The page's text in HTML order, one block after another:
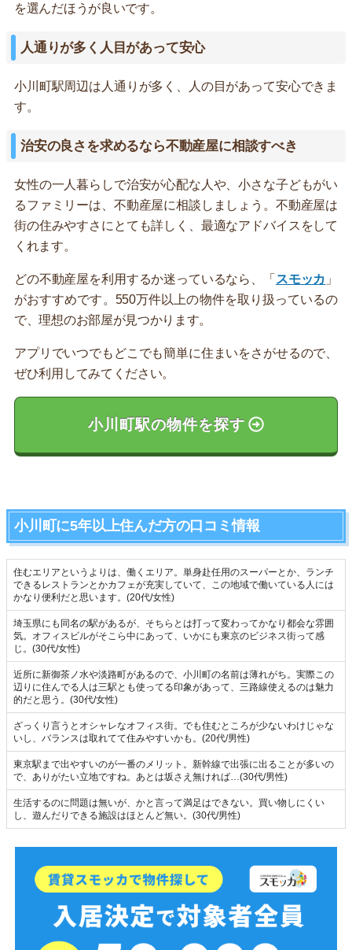
を選んだほうが良いです。
人通りが多く人目があって安心
小川町駅周辺は人通りが多く、人の目があって安心できま
す。
治安の良さを求めるなら不動産屋に相談すべき
女性の一人暮らしで治安が心配な人や、小さな子どもがい
るファミリーは、不動産屋に相談しましょう。不動産屋は
街の住みやすさにとても詳しく、最適なアドバイスをして
くれます。
どの不動産屋を利用するか迷っているなら、「 スモッカ 」
がおすすめです。550万件以上の物件を取り扱っているの
で、理想のお部屋が見つかります。
アプリでいつでもどこでも簡単に住まいをさがせるので、
ぜひ利用してみてください。
小川町駅の物件を探す
小川町に5年以上住んだ方の口コミ情報
住むエリアというよりは、働くエリア。単身赴任用のスーパーとか、ランチ
できるレストランとかカフェが充実していて、この地域で働いている人には
かなり便利だと思います。(20代/女性)
埼玉県にも同名の駅があるが、そちらとは打って変わってかなり都会な雰囲
気。オフィスビルがそこら中にあって、いかにも東京のビジネス街って感
じ。(30代/女性)
近所に新御茶ノ水や淡路町があるので、小川町の名前は薄れがち。実際この
辺りに住んでる人は三駅とも使ってる印象があって、三路線使えるのは魅力
的だと思う。(30代/女性)
ざっくり言うとオシャレなオフィス街。でも住むところが少ないわけじゃな
いし、バランスは取れてて住みやすいかも。(20代/男性)
東京駅まで出やすいのが一番のメリット。新幹線で出張に出ることが多いの
で、ありがたい立地ですね。あとは坂さえ無ければ…(30代/男性)
生活するのに問題は無いが、かと言って満足はできない。買い物しにくい
し、遊んだりできる施設はほとんど無い。(30代/男性)